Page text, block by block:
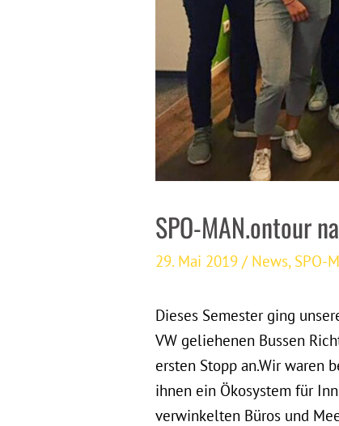
SPO-MAN.ontour
29. Mai 2019 / News, SPO-
Dieses Semester ging
VW geliehenen Bussen
ersten Stopp an.Wir waren
ihnen ein Ökosystem für
verwinkelten Büros und